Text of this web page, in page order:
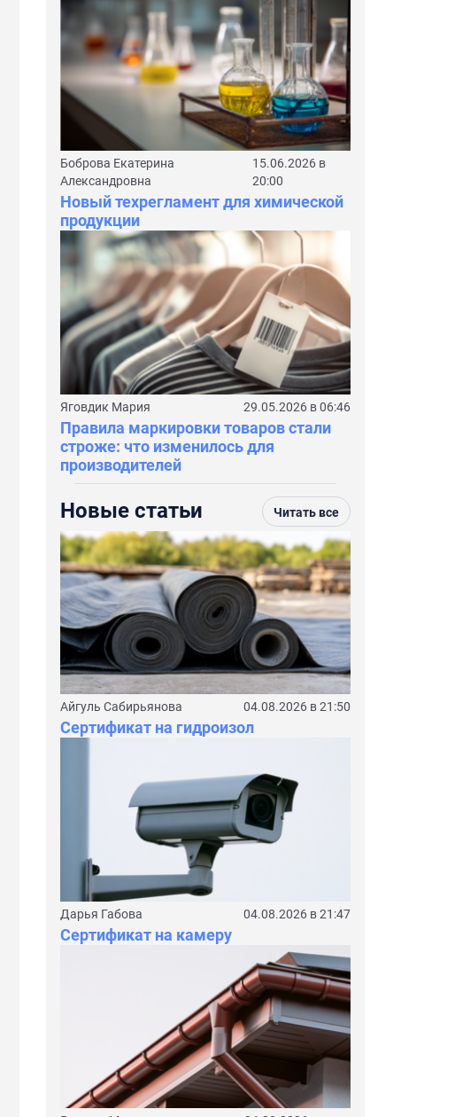
Боброва Екатерина
Александровна
15.06.2026 в
20:00
Новый техрегламент для химической
продукции
Яговдик Мария 29.05.2026 в 06:46
Правила маркировки товаров стали
строже: что изменилось для
производителей
Новые статьи Читать все
Айгуль Сабирьянова 04.08.2026 в 21:50
Сертификат на гидроизол
Дарья Габова 04.08.2026 в 21:47
Сертификат на камеру